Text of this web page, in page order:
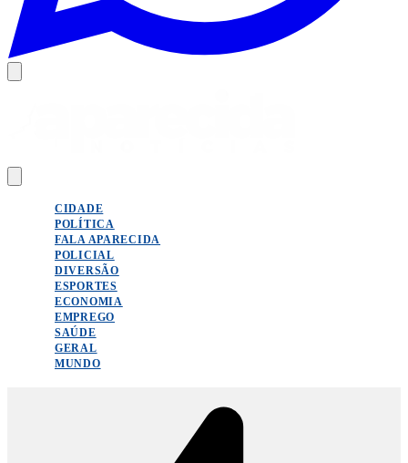
CIDADE
POLÍTICA
FALA APARECIDA
POLICIAL
DIVERSÃO
ESPORTES
ECONOMIA
EMPREGO
SAÚDE
GERAL
MUNDO